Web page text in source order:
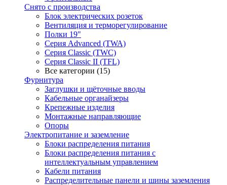
Снято с производства
Блок электрических розеток
Вентиляция и терморегулирование
Полки 19"
Серия Advanced (TWA)
Серия Classic (TWC)
Серия Classic II (TFL)
Все категории (15)
Фурнитура
Заглушки и щёточные вводы
Кабельные органайзеры
Крепежные изделия
Монтажные направляющие
Опоры
Электропитание и заземление
Блоки распределения питания
Блоки распределения питания с
интеллектуальным управлением
Кабели питания
Распределительные панели и шины заземления